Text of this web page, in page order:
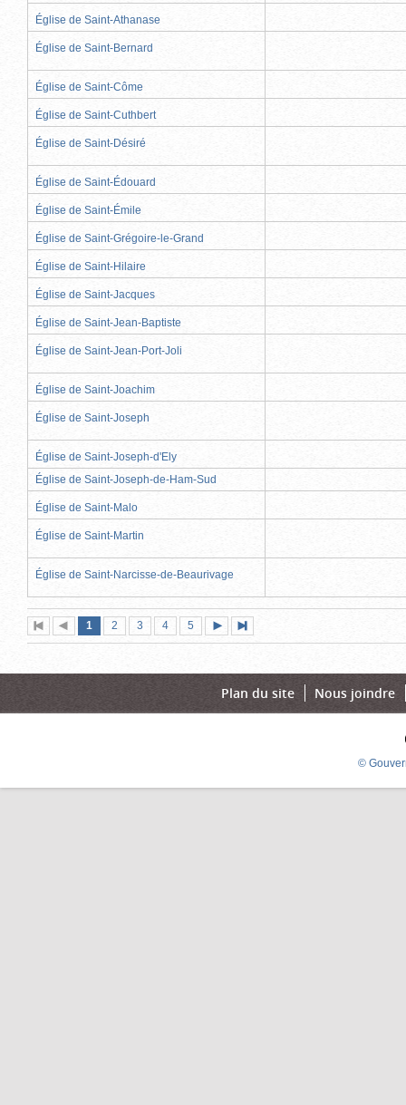
Église de Saint-Athanase
Église de Saint-Bernard
Église de Saint-Côme
Église de Saint-Cuthbert
Église de Saint-Désiré
Église de Saint-Édouard
Église de Saint-Émile
Église de Saint-Grégoire-le-Grand
Église de Saint-Hilaire
Église de Saint-Jacques
Église de Saint-Jean-Baptiste
Église de Saint-Jean-Port-Joli
Église de Saint-Joachim
Église de Saint-Joseph
Église de Saint-Joseph-d'Ely
Église de Saint-Joseph-de-Ham-Sud
Église de Saint-Malo
Église de Saint-Martin
Église de Saint-Narcisse-de-Beaurivage
Première
page
Page
précédente
Page
1 (page
actuelle)
Page
2 Page
3 Page
4 Page
5
suivante
page
Plan du site Nous joindre
©